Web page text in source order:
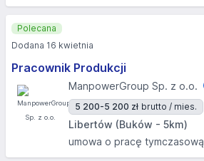
Pracownik Produkcji
ManpowerGroup Sp. z o.o.
5 200-5 200 zł brutto / mies.
Libertów (Buków - 5km)
umowa o pracę tymczasową
Polecana
Dodana 16 kwietnia